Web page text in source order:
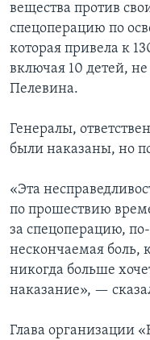
вещества против
спецоперацию по
которая привела к
включая 10 детей,
Пелевина.
Генералы,
были наказаны, но
«Эта
по прошествию
за спецоперацию,
нескончаемая боль,
никогда больше
наказание», —
Глава организации